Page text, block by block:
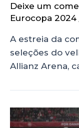
Deixe um
Eurocopa 2024
A estreia da
seleções do
Allianz Arena,